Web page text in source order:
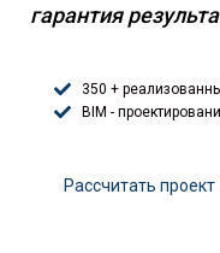
гарантия
350 +
BIM -
Расcчитать проект